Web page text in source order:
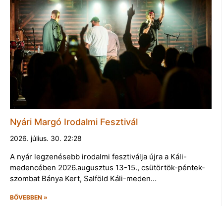
Nyári Margó Irodalmi Fesztivál
2026. július. 30. 22:28
A nyár legzenésebb irodalmi fesztiválja újra a Káli-
medencében 2026.augusztus 13-15., csütörtök-péntek-
szombat Bánya Kert, Salföld Káli-meden…
BŐVEBBEN »